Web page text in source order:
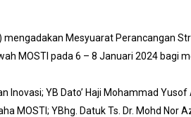
Mesyuarat Perancangan
MOSTI pada 6 – 8 Januari 2024 bagi
Inovasi; YB Dato’ Haji Mohammad
MOSTI; YBhg. Datuk Ts. Dr. Mohd Nor